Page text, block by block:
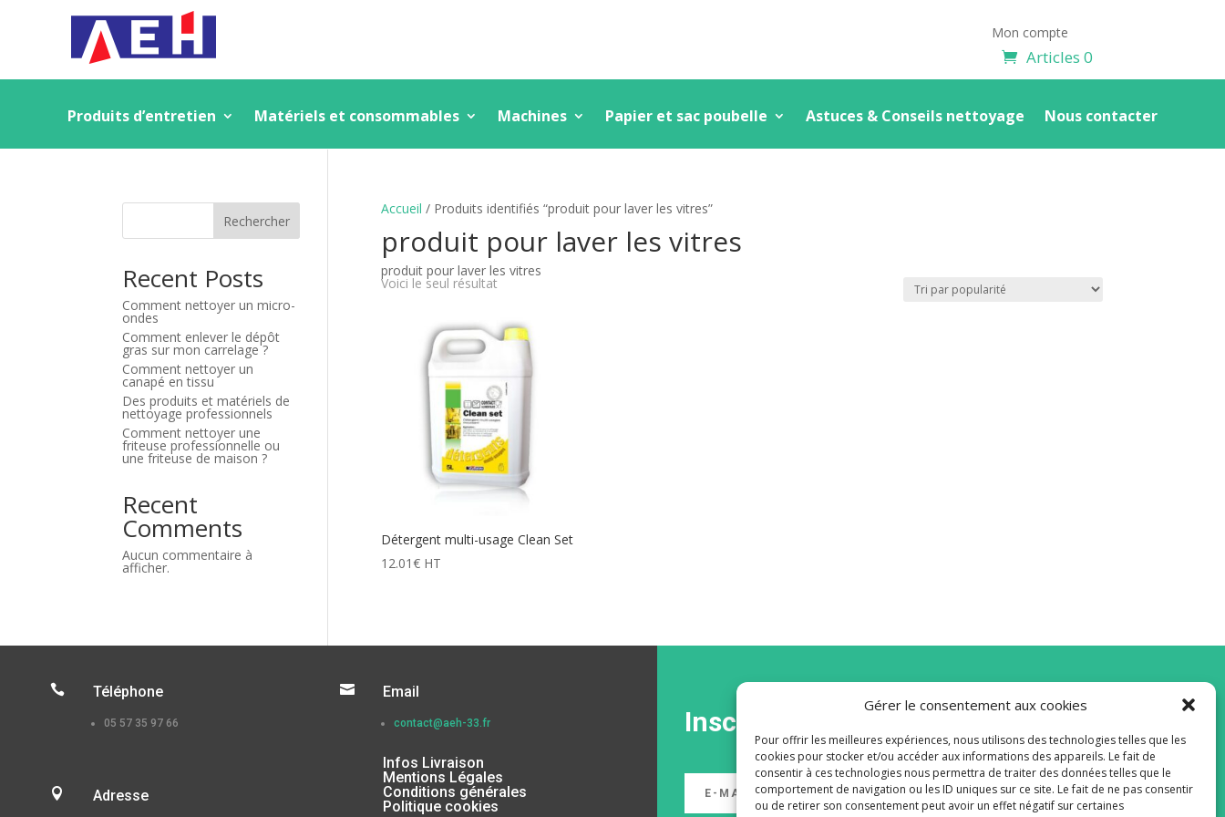
Gérer le consentement aux cookies
Pour offrir les meilleures expériences, nous utilisons des technologies telles que les
cookies pour stocker et/ou accéder aux informations des appareils. Le fait de
consentir à ces technologies nous permettra de traiter des données telles que le
comportement de navigation ou les ID uniques sur ce site. Le fait de ne pas consentir
ou de retirer son consentement peut avoir un effet négatif sur certaines
Mon compte
Articles 0
Produits d’entretien Matériels et consommables Machines Papier et sac poubelle Astuces & Conseils nettoyage Nous contacter
Accueil / Produits identifiés “produit pour laver les vitres”
produit pour laver les vitres
produit pour laver les vitres
Voici le seul résultat
Détergent multi-usage Clean Set
12.01€ HT
Rechercher
Recent Posts
Comment nettoyer un micro-
ondes
Comment enlever le dépôt
gras sur mon carrelage ?
Comment nettoyer un
canapé en tissu
Des produits et matériels de
nettoyage professionnels
Comment nettoyer une
friteuse professionnelle ou
une friteuse de maison ?
Recent
Comments
Aucun commentaire à
afficher.
 Téléphone
05 57 35 97 66
 Adresse
 Email
contact@aeh-33.fr
Infos Livraison
Mentions Légales
Conditions générales
Politique cookies
Inscrivez-vous à la Newsletter